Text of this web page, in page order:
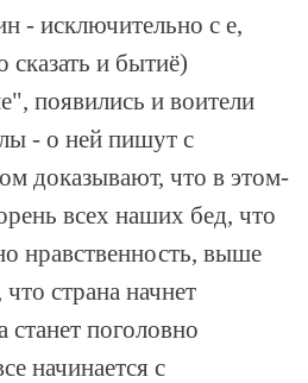
- исключительно с е,
и бытиё)
появились и воители
- о ней пишут с
доказывают, что в этом-
всех наших бед, что
нравственность, выше
страна начнет
станет поголовно
начинается с